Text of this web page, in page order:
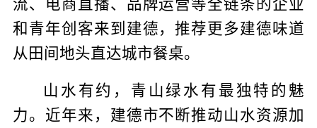
和青年创客来到建德，推荐更多建德味道
从田间地头直达城市餐桌。
山水有约，青山绿水有最独特的魅
力。近年来，建德市不断推动山水资源加